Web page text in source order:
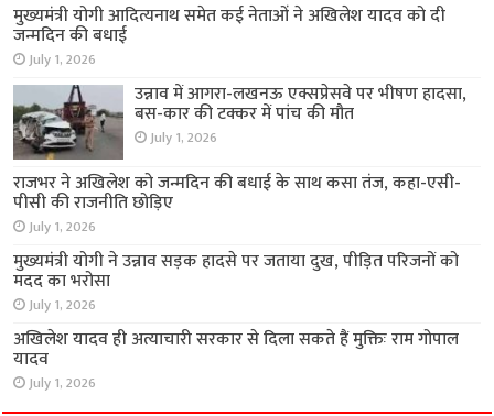
मुख्यमंत्री योगी आदित्यनाथ समेत कई नेताओं ने अखिलेश यादव को दी
जन्मदिन की बधाई
July 1, 2026
उन्नाव में आगरा-लखनऊ एक्सप्रेसवे पर भीषण हादसा,
बस-कार की टक्कर में पांच की मौत
July 1, 2026
राजभर ने अखिलेश को जन्मदिन की बधाई के साथ कसा तंज, कहा-एसी-
पीसी की राजनीति छोड़िए
July 1, 2026
मुख्यमंत्री योगी ने उन्नाव सड़क हादसे पर जताया दुख, पीड़ित परिजनों को
मदद का भरोसा
July 1, 2026
अखिलेश यादव ही अत्याचारी सरकार से दिला सकते हैं मुक्तिः राम गोपाल
यादव
July 1, 2026